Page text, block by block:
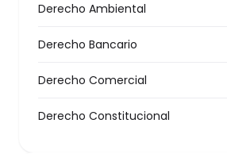
Derecho Ambiental
Derecho Bancario
Derecho Comercial
Derecho Constitucional